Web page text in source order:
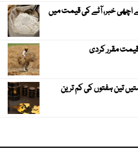
اچھی خبر، آٹے کی قیمت میں
مقرر کردی
تین ہفتوں کی کم ترین